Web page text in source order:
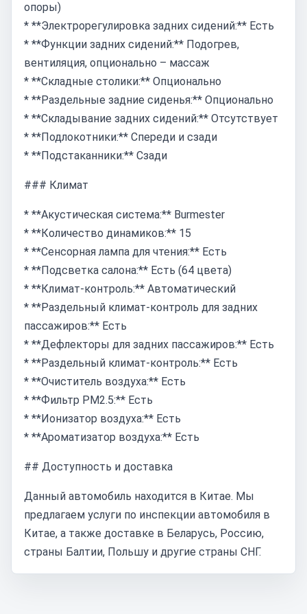
опоры)
* **Электрорегулировка задних сидений:** Есть
* **Функции задних сидений:** Подогрев,
вентиляция, опционально – массаж
* **Складные столики:** Опционально
* **Раздельные задние сиденья:** Опционально
* **Складывание задних сидений:** Отсутствует
* **Подлокотники:** Спереди и сзади
* **Подстаканники:** Сзади
### Климат
* **Акустическая система:** Burmester
* **Количество динамиков:** 15
* **Сенсорная лампа для чтения:** Есть
* **Подсветка салона:** Есть (64 цвета)
* **Климат-контроль:** Автоматический
* **Раздельный климат-контроль для задних
пассажиров:** Есть
* **Дефлекторы для задних пассажиров:** Есть
* **Раздельный климат-контроль:** Есть
* **Очиститель воздуха:** Есть
* **Фильтр PM2.5:** Есть
* **Ионизатор воздуха:** Есть
* **Ароматизатор воздуха:** Есть
## Доступность и доставка
Данный автомобиль находится в Китае. Мы
предлагаем услуги по инспекции автомобиля в
Китае, а также доставке в Беларусь, Россию,
страны Балтии, Польшу и другие страны СНГ.